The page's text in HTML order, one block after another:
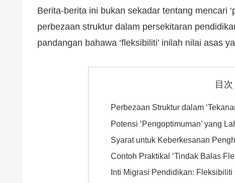
Berita-berita ini bukan sekadar tentang mencari
perbezaan struktur dalam persekitaran
pandangan bahawa ‘fleksibiliti’ inilah nilai asas
目次
Perbezaan Struktur dalam
Potensi ‘Pengoptimuman’ yang
Syarat untuk Keberkesanan
Contoh Praktikal ‘Tindak Balas
Inti Migrasi Pendidikan: Fleksibiliti